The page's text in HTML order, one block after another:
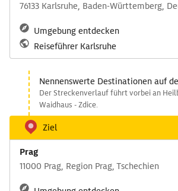
76133 Karlsruhe, Baden-Württemberg,
Umgebung entdecken
Reiseführer Karlsruhe
Nennenswerte Destinationen auf
Der Streckenverlauf führt vorbei an
Waidhaus - Zdice.
Ziel
Prag
11000 Prag, Region Prag, Tschechien